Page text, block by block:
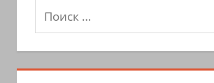
Поиск
для: